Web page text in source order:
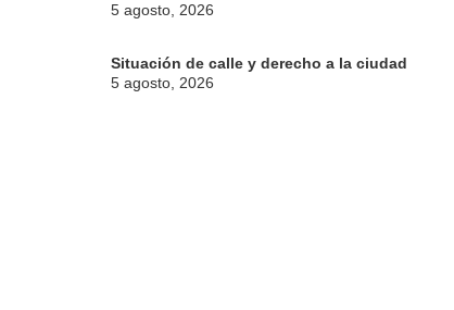
5 agosto, 2026
Situación de calle y derecho a la ciudad
5 agosto, 2026